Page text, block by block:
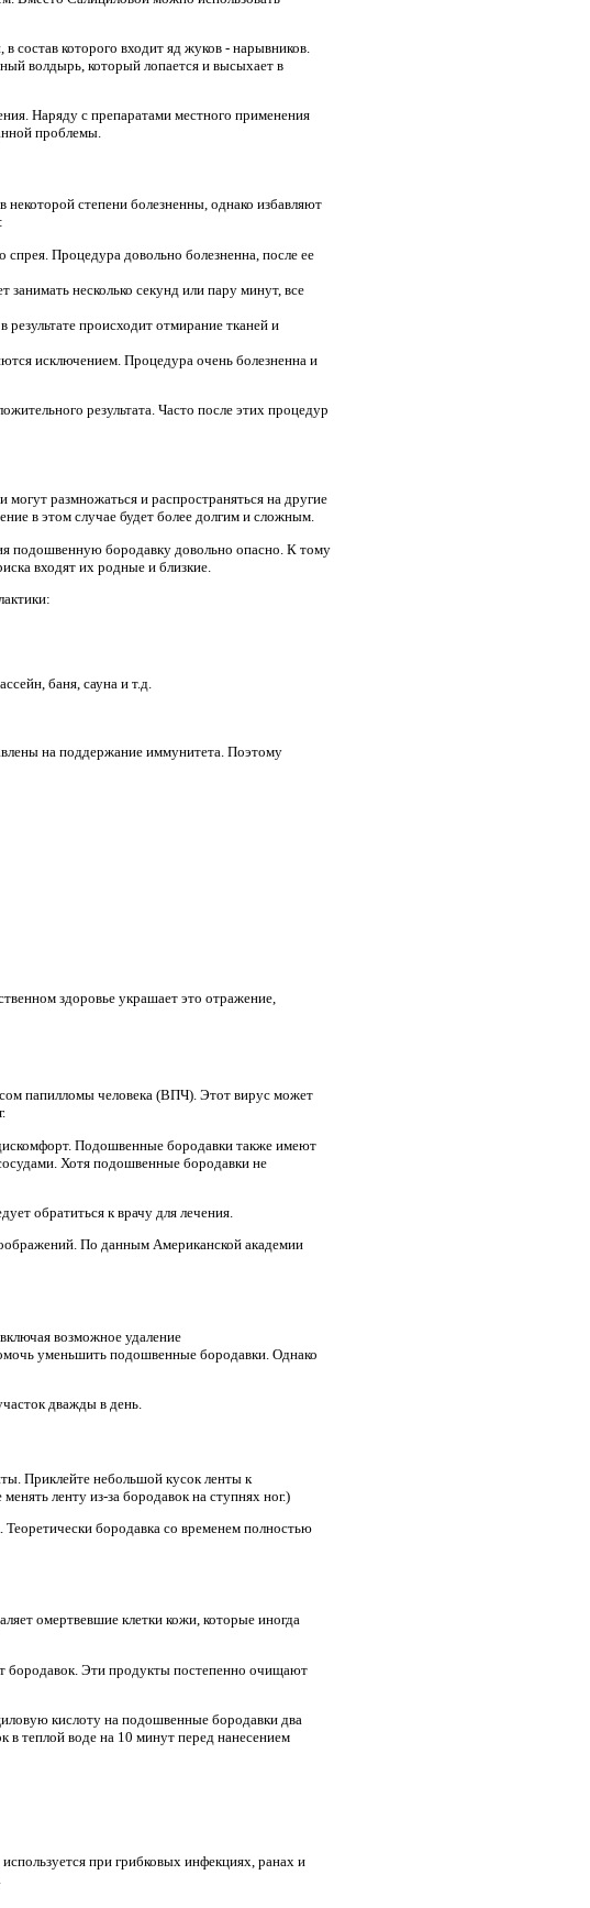
которого входит яд жуков - нарывников.
волдырь, который лопается и высыхает в
Наряду с препаратами местного применения
проблемы.
степени болезненны, однако избавляют
Процедура довольно болезненна, после ее
несколько секунд или пару минут, все
происходит отмирание тканей и
исключением. Процедура очень болезненна и
результата. Часто после этих процедур
размножаться и распространяться на другие
в этом случае будет более долгим и сложным.
подошвенную бородавку довольно опасно. К тому
входят их родные и близкие.
баня, сауна и т.д.
на поддержание иммунитета. Поэтому
здоровье украшает это отражение,
папилломы человека (ВПЧ). Этот вирус может
Подошвенные бородавки также имеют
Хотя подошвенные бородавки не
обратиться к врачу для лечения.
По данным Американской академии
возможное удаление
уменьшить подошвенные бородавки. Однако
дважды в день.
Приклейте небольшой кусок ленты к
ленту из-за бородавок на ступнях ног.)
Теоретически бородавка со временем полностью
омертвевшие клетки кожи, которые иногда
бородавок. Эти продукты постепенно очищают
кислоту на подошвенные бородавки два
в теплой воде на 10 минут перед нанесением
при грибковых инфекциях, ранах и